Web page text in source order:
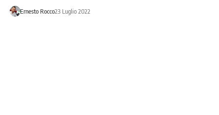
Ernesto Rocco23 Luglio 2022